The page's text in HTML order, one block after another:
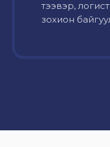
тээвэр,
зохион